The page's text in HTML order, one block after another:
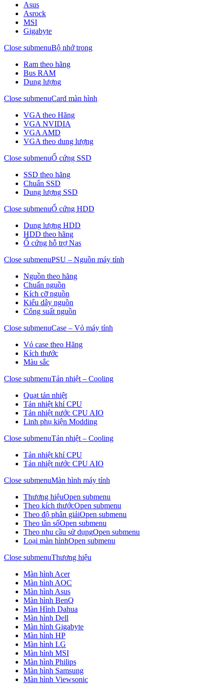
Asus
Asrock
MSI
Gigabyte
Close submenuBộ nhớ trong
Ram theo hãng
Bus RAM
Dung lượng
Close submenuCard màn hình
VGA theo Hãng
VGA NVIDIA
VGA AMD
VGA theo dung lượng
Close submenuỔ cứng SSD
SSD theo hãng
Chuẩn SSD
Dung lượng SSD
Close submenuỔ cứng HDD
Dung lượng HDD
HDD theo hãng
Ổ cứng hỗ trợ Nas
Close submenuPSU – Nguồn máy tính
Nguồn theo hãng
Chuẩn nguồn
Kích cỡ nguồn
Kiểu dây nguồn
Công suất nguồn
Close submenuCase – Vỏ máy tính
Vỏ case theo Hãng
Kích thước
Màu sắc
Close submenuTản nhiệt – Cooling
Quạt tản nhiệt
Tản nhiệt khí CPU
Tản nhiệt nước CPU AIO
Linh phụ kiện Modding
Close submenuTản nhiệt – Cooling
Tản nhiệt khí CPU
Tản nhiệt nước CPU AIO
Close submenuMàn hình máy tính
Thương hiệuOpen submenu
Theo kích thướcOpen submenu
Theo độ phân giảiOpen submenu
Theo tần sốOpen submenu
Theo nhu cầu sử dụngOpen submenu
Loại màn hìnhOpen submenu
Close submenuThương hiệu
Màn hình Acer
Màn hình AOC
Màn hình Asus
Màn hình BenQ
Màn Hình Dahua
Màn hình Dell
Màn hình Gigabyte
Màn hình HP
Màn hình LG
Màn hình MSI
Màn hình Philips
Màn hình Samsung
Màn hình Viewsonic